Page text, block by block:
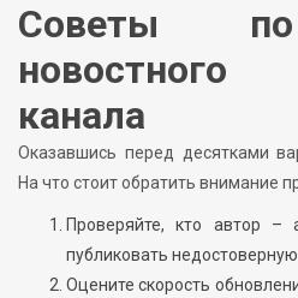
Советы
новостного
канала
Оказавшись перед десятками
На что стоит обратить внимание
Проверяйте, кто автор –
публиковать
Оцените скорость